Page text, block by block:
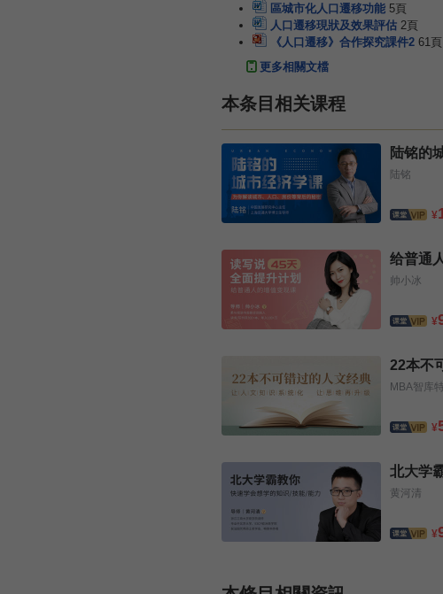
區城市化人口遷移功能 5頁
人口遷移現狀及效果評估 2頁
《人口遷移》合作探究課件2 61頁
更多相關文檔
本条目相关课程
陆铭的
陆铭
¥
给普通
帅小冰
¥
22本不
MBA智库
¥
北大学
黄河清
¥